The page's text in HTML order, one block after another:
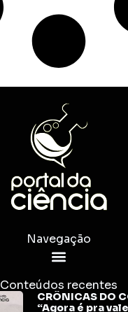
Navegação
Conteúdos recentes
CRÔNICAS DO
“Agora é pra